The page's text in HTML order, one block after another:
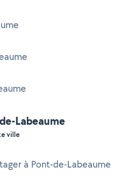
Labeaume
ville
à Pont-de-Labeaume